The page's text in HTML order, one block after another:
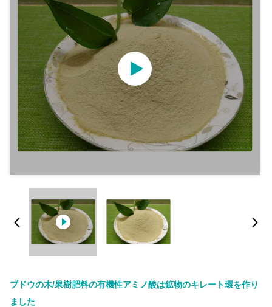
ブドウの木/果樹肥料の有機性アミノ酸は鉱物のキレート環を作り
ました